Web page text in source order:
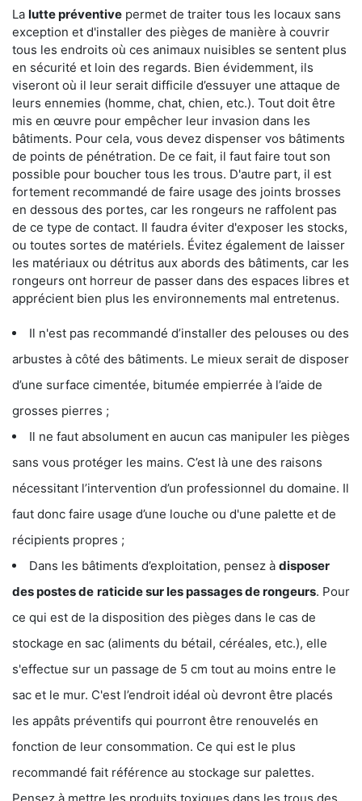
La lutte préventive permet de traiter tous les locaux sans
exception et d'installer des pièges de manière à couvrir
tous les endroits où ces animaux nuisibles se sentent plus
en sécurité et loin des regards. Bien évidemment, ils
viseront où il leur serait difficile d’essuyer une attaque de
leurs ennemies (homme, chat, chien, etc.). Tout doit être
mis en œuvre pour empêcher leur invasion dans les
bâtiments. Pour cela, vous devez dispenser vos bâtiments
de points de pénétration. De ce fait, il faut faire tout son
possible pour boucher tous les trous. D'autre part, il est
fortement recommandé de faire usage des joints brosses
en dessous des portes, car les rongeurs ne raffolent pas
de ce type de contact. Il faudra éviter d'exposer les stocks,
ou toutes sortes de matériels. Évitez également de laisser
les matériaux ou détritus aux abords des bâtiments, car les
rongeurs ont horreur de passer dans des espaces libres et
apprécient bien plus les environnements mal entretenus.
Il n'est pas recommandé d’installer des pelouses ou des
arbustes à côté des bâtiments. Le mieux serait de disposer
d’une surface cimentée, bitumée empierrée à l’aide de
grosses pierres ;
Il ne faut absolument en aucun cas manipuler les pièges
sans vous protéger les mains. C’est là une des raisons
nécessitant l’intervention d’un professionnel du domaine. Il
faut donc faire usage d’une louche ou d'une palette et de
récipients propres ;
Dans les bâtiments d’exploitation, pensez à disposer
des postes de raticide sur les passages de rongeurs. Pour
ce qui est de la disposition des pièges dans le cas de
stockage en sac (aliments du bétail, céréales, etc.), elle
s'effectue sur un passage de 5 cm tout au moins entre le
sac et le mur. C'est l’endroit idéal où devront être placés
les appâts préventifs qui pourront être renouvelés en
fonction de leur consommation. Ce qui est le plus
recommandé fait référence au stockage sur palettes.
Pensez à mettre les produits toxiques dans les trous des